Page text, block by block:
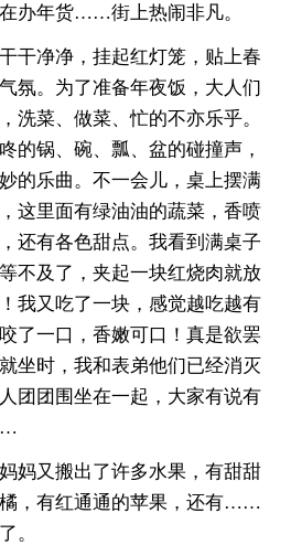
办年货……街上热闹非凡。
干净净，挂起红灯笼，贴上春
氛。为了准备年夜饭，大人们
洗菜、做菜、忙的不亦乐乎。
的锅、碗、瓢、盆的碰撞声，
的乐曲。不一会儿，桌上摆满
这里面有绿油油的蔬菜，香喷
还有各色甜点。我看到满桌子
不及了，夹起一块红烧肉就放
我又吃了一块，感觉越吃越有
了一口，香嫩可口！真是欲罢
坐时，我和表弟他们已经消灭
团团围坐在一起，大家有说有
妈又搬出了许多水果，有甜甜
，有红通通的苹果，还有……
。